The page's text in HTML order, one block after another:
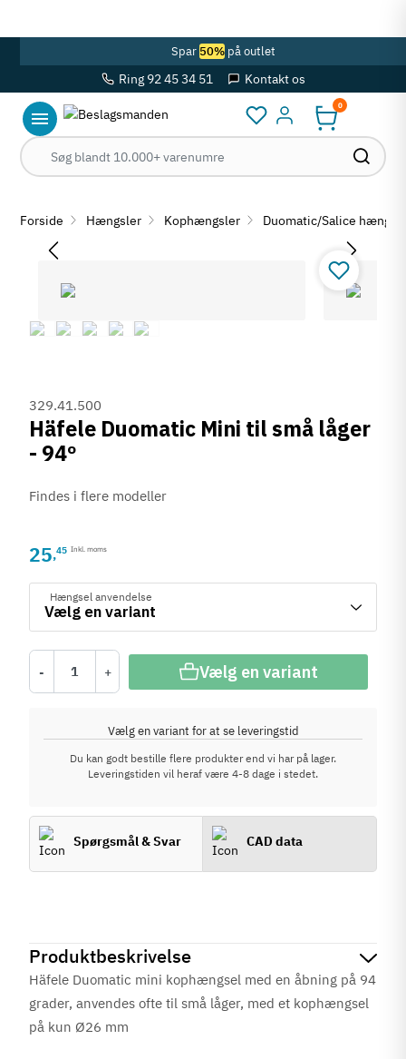
Spar 50%på outlet
Ring 92 45 34 51 Kontakt os
Log ind
0
Forside Hængsler Kophængsler Duomatic/Salice
Produktbeskrivelse
Häfele Duomatic mini kophængsel med en åbning på 94
grader, anvendes ofte til små låger, med et kophængsel
på kun Ø26 mm
329.41.500
Häfele Duomatic Mini til små låger
- 94º
Findes i flere modeller
25,45 Inkl. moms
Hængsel anvendelse
- + Vælg en variant
Vælg en variant for at se leveringstid
Du kan godt bestille flere produkter end vi har på lager.
Leveringstiden vil heraf være 4-8 dage i stedet.
Spørgsmål & Svar CAD data